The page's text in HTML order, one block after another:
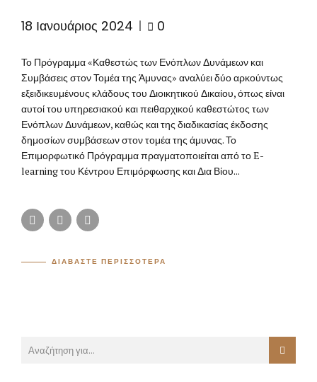
18 Ιανουάριος 2024 0
Το Πρόγραμμα «Καθεστώς των Ενόπλων Δυνάμεων και
Συμβάσεις στον Τομέα της Άμυνας» αναλύει δύο αρκούντως
εξειδικευμένους κλάδους του Διοικητικού Δικαίου, όπως είναι
αυτοί του υπηρεσιακού και πειθαρχικού καθεστώτος των
Ενόπλων Δυνάμεων, καθώς και της διαδικασίας έκδοσης
δημοσίων συμβάσεων στον τομέα της άμυνας. Το
Επιμορφωτικό Πρόγραμμα πραγματοποιείται από το E-
learning του Κέντρου Επιμόρφωσης και Δια Βίου...
ΔΙΑΒΑΣΤΕ ΠΕΡΙΣΣΟΤΕΡΑ